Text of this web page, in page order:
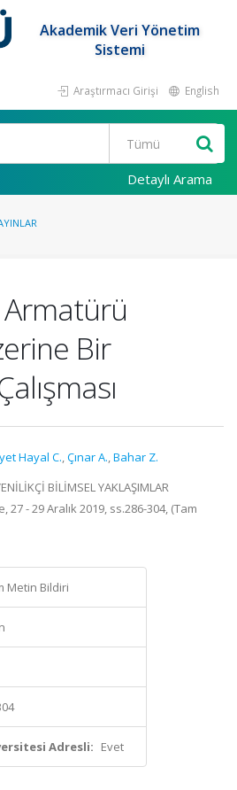
Akademik Veri Yönetim
Sistemi
Araştırmacı Girişi English
Detaylı Arama
Bir
Hayal C.,Çınar A.,Bahar Z.
BİLİMSEL YAKLAŞIMLAR
27 - 29 Aralık 2019, ss.286-304, (Tam
Metin Bildiri
Adresli: Evet